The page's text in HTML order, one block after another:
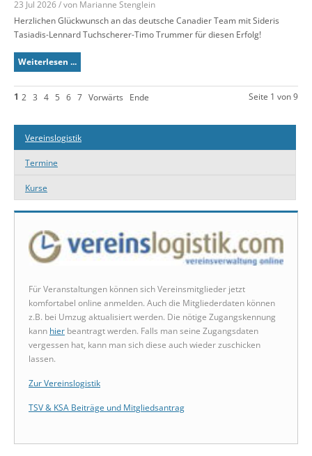
23 Jul 2026 / von Marianne Stenglein
Herzlichen Glückwunsch an das deutsche Canadier Team mit Sideris
Tasiadis-Lennard Tuchscherer-Timo Trummer für diesen Erfolg!
Weiterlesen ...
Seite 1 von 9
1 2 3 4 5 6 7 Vorwärts Ende
Vereinslogistik
Termine
Kurse
Für Veranstaltungen können sich Vereinsmitglieder jetzt
komfortabel online anmelden. Auch die Mitgliederdaten können
z.B. bei Umzug aktualisiert werden. Die nötige Zugangskennung
kann hier beantragt werden. Falls man seine Zugangsdaten
vergessen hat, kann man sich diese auch wieder zuschicken
lassen.
Zur Vereinslogistik
TSV & KSA Beiträge und Mitgliedsantrag